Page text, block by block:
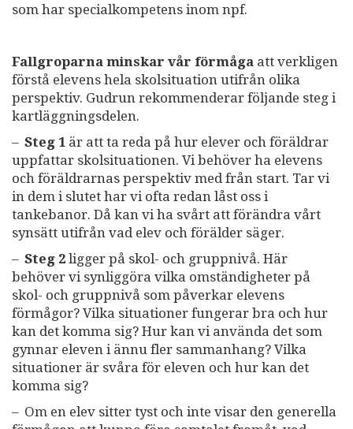
som har specialkompetens inom npf.
Fallgroparna minskar vår förmåga att verkligen
förstå elevens hela skolsituation utifrån olika
perspektiv. Gudrun rekommenderar följande steg i
kartläggningsdelen.
– Steg 1 är att ta reda på hur elever och föräldrar
uppfattar skolsituationen. Vi behöver ha elevens
och föräldrarnas perspektiv med från start. Tar vi
in dem i slutet har vi ofta redan låst oss i
tankebanor. Då kan vi ha svårt att förändra vårt
synsätt utifrån vad elev och förälder säger.
– Steg 2 ligger på skol- och gruppnivå. Här
behöver vi synliggöra vilka omständigheter på
skol- och gruppnivå som påverkar elevens
förmågor? Vilka situationer fungerar bra och hur
kan det komma sig? Hur kan vi använda det som
gynnar eleven i ännu fler sammanhang? Vilka
situationer är svåra för eleven och hur kan det
komma sig?
– Om en elev sitter tyst och inte visar den generella